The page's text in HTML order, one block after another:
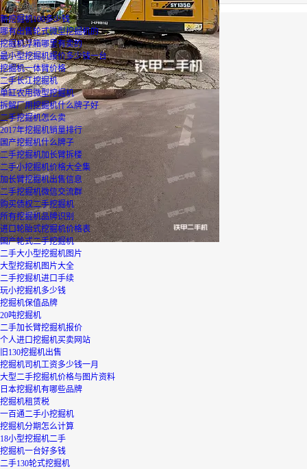
品牌推荐
新挖掘机100多少钱
哪有出售轮式微型挖掘机的
挖掘机浮箱哪里有卖的
最小型挖掘机报价多少钱一台
挖掘机一体臂价格
二手长江挖掘机
单缸农用微型挖掘机
拆解厂用挖掘机什么牌子好
二手挖掘机怎么卖
2017年挖掘机销量排行
国产挖掘机什么牌子
二手挖掘机加长臂拆楼
二手小挖掘机价格大全集
加长臂挖掘机出售信息
二手挖掘机微信交流群
购买债权二手挖掘机
所有挖掘机品牌识别
进口轮胎式挖掘机价格表
国产轮式二手挖掘机
二手大小型挖掘机图片
大型挖掘机图片大全
二手挖掘机进口手续
玩小挖掘机多少钱
挖掘机保值品牌
20吨挖掘机
二手加长臂挖掘机报价
个人进口挖掘机买卖网站
旧130挖掘机出售
挖掘机司机工资多少钱一月
大型二手挖掘机价格与图片资料
日本挖掘机有哪些品牌
挖掘机租赁税
一百通二手小挖掘机
挖掘机分期怎么计算
18小型挖掘机二手
挖掘机一台好多钱
二手130轮式挖掘机